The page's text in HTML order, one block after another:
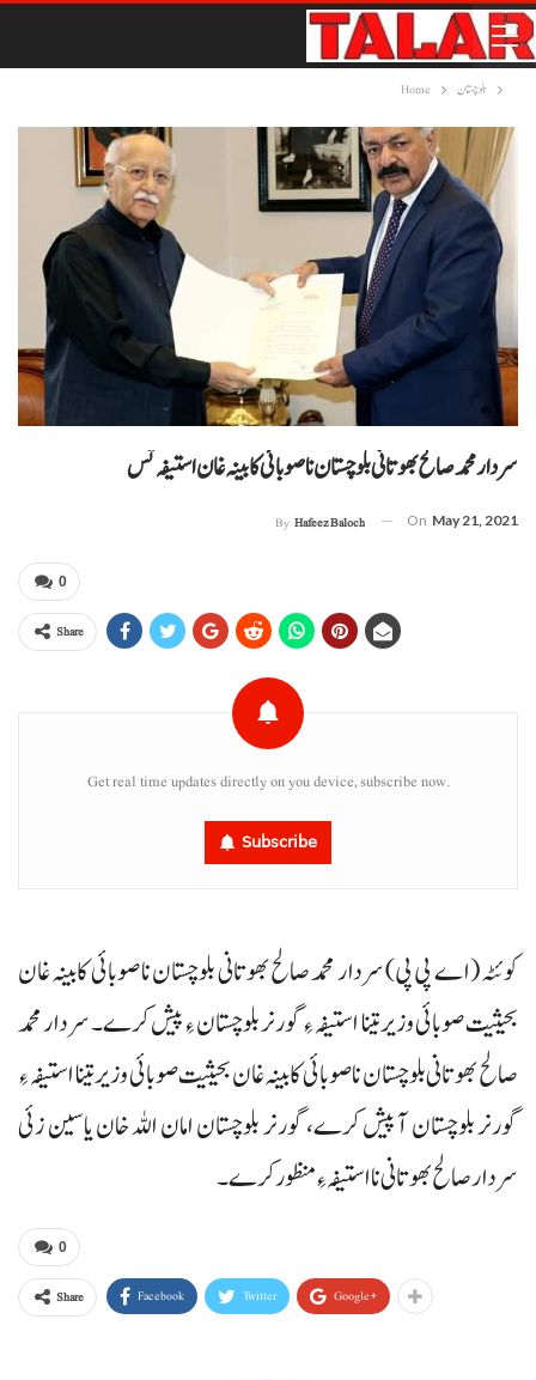
Home بلوچستان
سردار محمد صالح بھوتانی بلوچستان نا صوبائی کابینہ غان استیفہ تس
By Hafeez Baloch On May 21, 2021
0
Share
Get real time updates directly on you device, subscribe now.
Subscribe
کوئٹہ (اے پی پی) سردار محمد صالح بھوتانی بلوچستان نا صوبائی کابینہ غان
بحیثیت صوبائی وزیر تینا استیفہ ءِ گورنر بلوچستان ءِ پیش کرے۔ سردار محمد
صالح بھوتانی بلوچستان ناصوبائی کابینہ غان بحیثیت صوبائی وزیر تینا استیفہ ءِ
گورنر بلوچستان آ پیش کرے، گورنر بلوچستان امان اللہ خان یاسین زئی
سردار صالح بھوتانی نا استیفہ ءِ منظور کرے۔
0
Share Facebook Twitter Google+